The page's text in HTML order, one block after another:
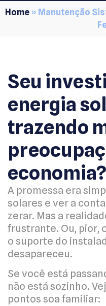
Home » Manutenção
Seu
energia
trazendo
economia?
A promessa era
solares e ver a
zerar. Mas a
frustrante. Ou, pior,
o suporte do
desapareceu.
Se você está
não está sozinho.
pontos soa familiar: